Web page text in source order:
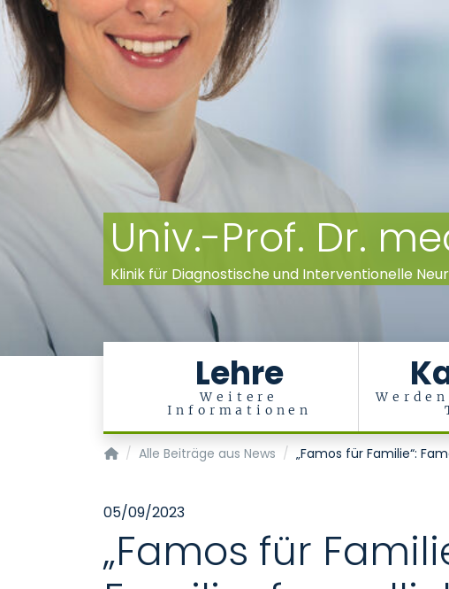
Univ.-Prof. Dr.
Klinik für Diagnostische und Interventionelle
Lehre
Weitere
Informationen
Klinik für Diagnostische und Interventionelle
Alle Beiträge aus News „Famos für Familie“:
05/09/2023
„Famos für